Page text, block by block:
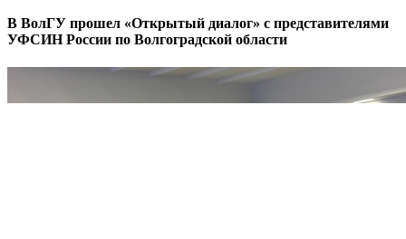
В ВолГУ прошел «Открытый диалог» с представителями
УФСИН России по Волгоградской области